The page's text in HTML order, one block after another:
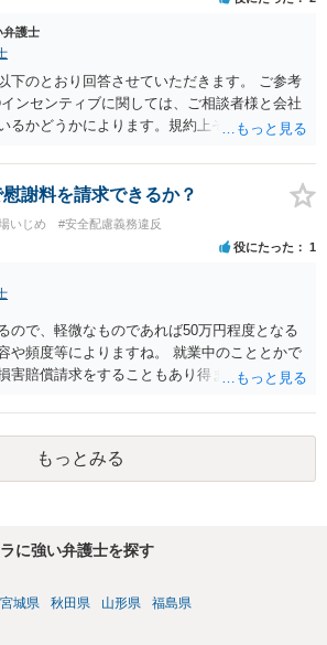
。そういう報復的なことをしなければ名誉毀
は貴女が加害行為をしなければ、通常は起こ
して、和解すれば和解金が入ります。 勝訴
判決認容額を払ってもらいます。任意に支払
預貯金、不動産などの財産を差押えます。
す。また、現在は弁護士報酬は自由化されて
護士によっても費用は変わってきます。
弁護士
下のとおり回答させていただきます。 ご参考
ンセンティブに関しては、ご相談者様と会社
るかどうかによります。規約上そのような合
、裁判等で争点となった場合には録音等の証
となり、請求が認められない可能性がござい
ては労務を提供しているのにもかかわらず支
契約違反となりますので請求可能かと存じま
については、休日・時間外労働があったこと
は確認する必要があるかと存じます。 ④パワ
は、具体的な言動の内容によって判断が分か
やLINEでのやり取り等を確認する必要がある
奨については退職する意思がないのであれば
解雇については不当な解雇である場合には解
が考えられます。 回答としては以上になりま
をご持参いただき最寄りの法律事務所にご相
署に相談する等の対応をしていただくことが
謝料を請求できるか？
いじめ #安全配慮義務違反
役にたった 1
ので、軽微なものであれば50万円程度となる
や頻度等によりますね。 就業中のこととかで
害賠償請求をすることもあり得ます。
もっとみる
に強い弁護士を探す
宮城県 秋田県 山形県 福島県